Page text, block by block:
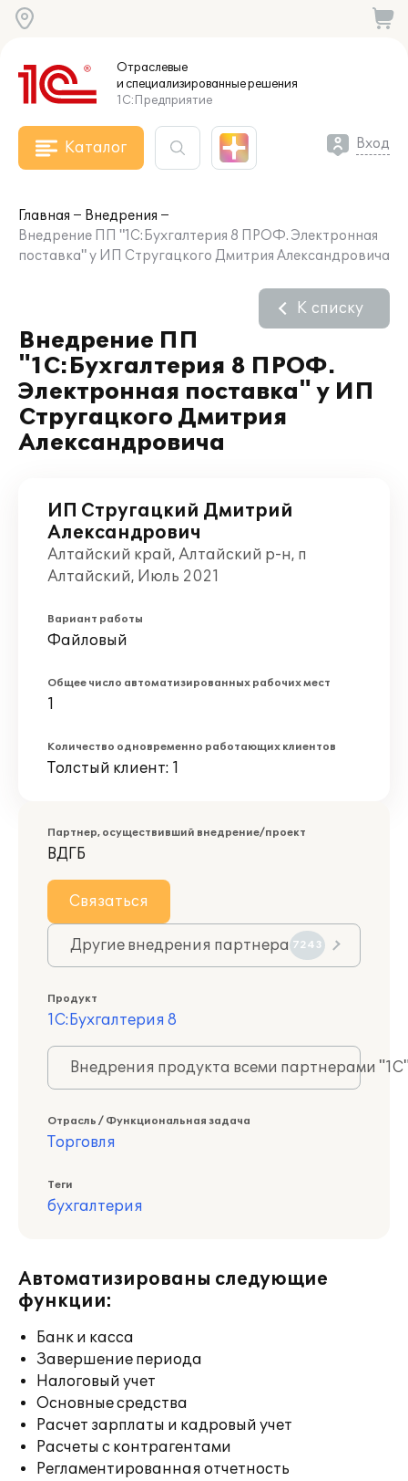
Отраслевые
и специализированныерешения
1С:Предприятие
Каталог Вход
Главная
Внедрения
Внедрение ПП "1С:Бухгалтерия 8 ПРОФ. Электронная
поставка" у ИП Стругацкого Дмитрия Александровича
Внедрение ПП
"1С:Бухгалтерия 8 ПРОФ.
Электронная поставка" у ИП
Стругацкого Дмитрия
Александровича
К списку
ИП Стругацкий Дмитрий
Александрович
Алтайский край, Алтайский р-н, п
Алтайский, Июль 2021
Вариант работы
Файловый
Общее число автоматизированных рабочих мест
1
Количество одновременно работающих клиентов
Толстый клиент: 1
Партнер, осуществивший внедрение/проект
ВДГБ
Связаться
Другие внедрения партнера 7243
Продукт
1С:Бухгалтерия 8
Внедрения продукта всеми партнерами
Отрасль / Функциональная задача
Торговля
Теги
бухгалтерия
Автоматизированы следующие
функции:
Банк и касса
Завершение периода
Налоговый учет
Основные средства
Расчет зарплаты и кадровый учет
Расчеты с контрагентами
Регламентированная отчетность